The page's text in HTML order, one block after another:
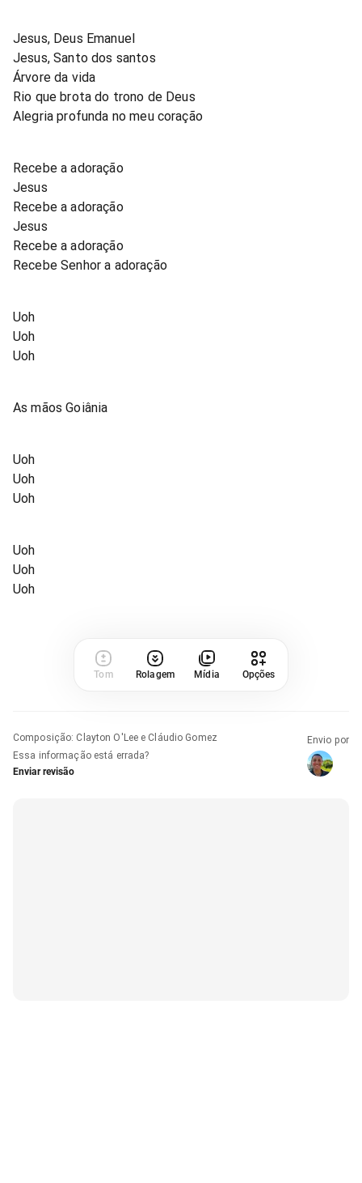
Jesus, Deus Emanuel
Jesus, Santo dos santos
Árvore da vida
Rio que brota do trono de Deus
Alegria profunda no meu coração
Recebe a adoração
Jesus
Recebe a adoração
Jesus
Recebe a adoração
Recebe Senhor a adoração
Uoh
Uoh
Uoh
As mãos Goiânia
Uoh
Uoh
Uoh
Uoh
Uoh
Uoh
Tom Rolagem Mídia Opções
Composição: Clayton O'Lee e Cláudio Gomez
Essa informação está errada?
Enviar revisão
Envio por